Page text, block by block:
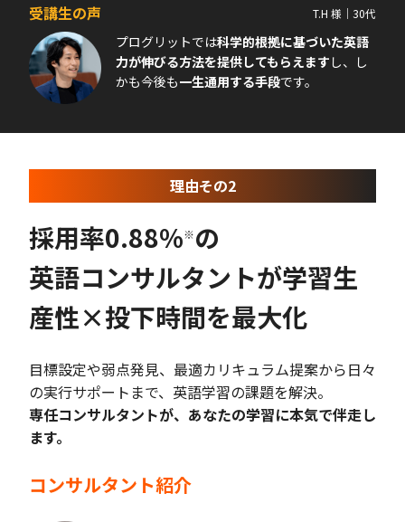
受講生の声 T.H 様｜30代
プログリットでは科学的根拠に基づいた英語
力が伸びる方法を提供してもらえます し、し
かも今後も一生通用する手段です。
理由その2
採用率0.88%※の
英語コンサルタントが学習生
産性×投下時間を最大化
目標設定や弱点発見、最適カリキュラム提案から日々
の実行サポートまで、英語学習の課題を解決。
専任コンサルタントが、あなたの学習に本気で伴走し
ます。
コンサルタント紹介